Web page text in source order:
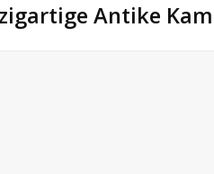
Antike